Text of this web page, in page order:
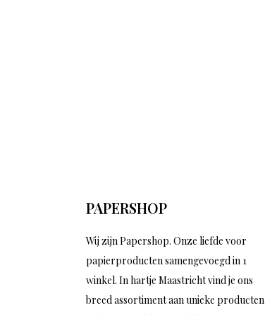
PAPERSHOP
Wij zijn Papershop. Onze liefde voor
papierproducten samengevoegd in 1
winkel. In hartje Maastricht vind je ons
breed assortiment aan unieke producten